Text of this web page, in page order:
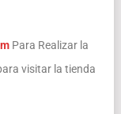
Para Realizar la
visitar la tienda